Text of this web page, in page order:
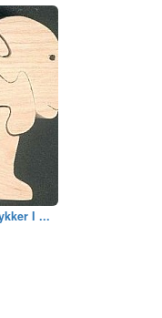
I ...